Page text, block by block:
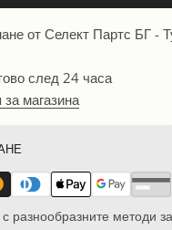
отСелект Партс БГ -
след 24 часа
магазина
разнообразните методи